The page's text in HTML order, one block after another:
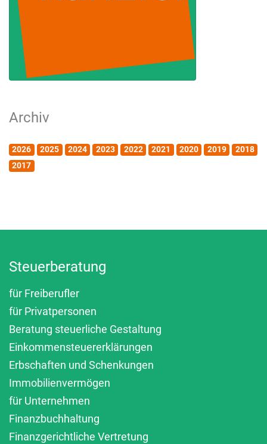
Archiv
2026 2025 2024 2023 2022 2021 2020 2019
2018
2017
Steuerberatung
für Freiberufler
für Privatpersonen
Beratung steuerliche Gestaltung
Einkommensteuererklärungen
Erbschaften und Schenkungen
Immobilienvermögen
für Unternehmen
Finanzbuchhaltung
Finanzgerichtliche Vertretung